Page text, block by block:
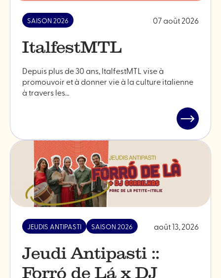
que
écrivez.
SAISON 2026 07 août 2026
ItalfestMTL
Depuis plus de 30 ans, ItalfestMTL vise à
promouvoir et à donner vie à la culture italienne
à travers les…
JEUDIS ANTIPASTI SAISON 2026 août 13, 2026
Jeudi Antipasti ::
Forró de Lá x DJ